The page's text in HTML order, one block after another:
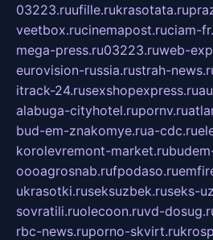
03223.ruufille.rukrasotata.ru
veetbox.rucinemapost.ruciam-
mega-press.ru03223.ruweb-
eurovision-russia.rustrah-
itrack-24.rusexshopexpress.ru
alabuga-cityhotel.rupornv.ru
bud-em-znakomye.rua-cdc.ru
korolevremont-market.ru
oooagrosnab.rufpodaso.ru
ukrasotki.ruseksuzbek.ruseks-
sovratili.ruolecoon.ruvd-
rbc-news.ruporno-skvirt.ru